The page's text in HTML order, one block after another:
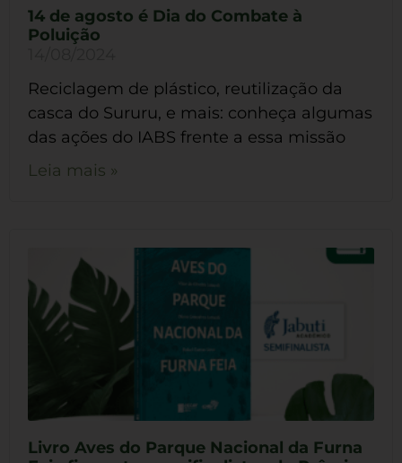
14 de agosto é Dia do Combate à
Poluição
Reciclagem de plástico, reutilização da
casca do Sururu, e mais: conheça algumas
das ações do IABS frente a essa missão
Leia mais »
Livro Aves do Parque Nacional da Furna